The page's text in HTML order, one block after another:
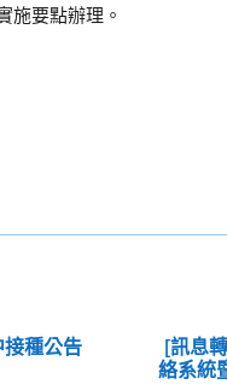
施要點辦理。
種公告
[訊息
絡系統